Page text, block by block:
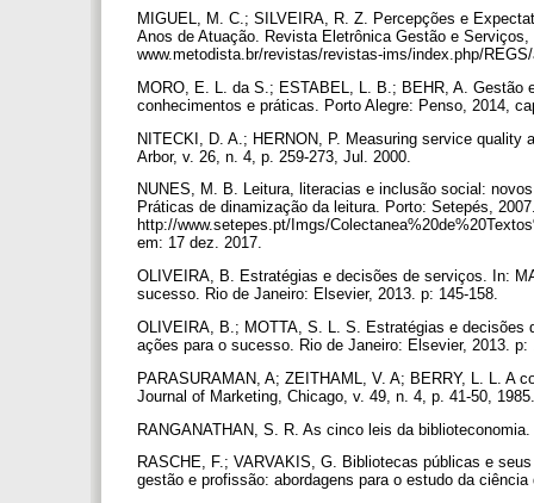
MIGUEL, M. C.; SILVEIRA, R. Z. Percepções e
Anos de Atuação. Revista Eletrônica Gestão e
www.metodista.br/revistas/revistas-ims/index.php/
MORO, E. L. da S.; ESTABEL, L. B.; BEHR, A.
conhecimentos e práticas. Porto Alegre: Penso, 2014,
NITECKI, D. A.; HERNON, P. Measuring service quality
Arbor, v. 26, n. 4, p. 259-273, Jul. 2000.
NUNES, M. B. Leitura, literacias e inclusão social:
Práticas de dinamização da leitura. Porto: Setepés,
http://www.setepes.pt/Imgs/
em: 17 dez. 2017.
OLIVEIRA, B. Estratégias e decisões de serviços. In:
sucesso. Rio de Janeiro: Elsevier, 2013. p: 145-158.
OLIVEIRA, B.; MOTTA, S. L. S. Estratégias e decisões
ações para o sucesso. Rio de Janeiro: Elsevier, 2013.
PARASURAMAN, A; ZEITHAML, V. A; BERRY, L. L. A
Journal of Marketing, Chicago, v. 49, n. 4, p. 41-50,
RANGANATHAN, S. R. As cinco leis da
RASCHE, F.; VARVAKIS, G. Bibliotecas públicas e
gestão e profissão: abordagens para o estudo da